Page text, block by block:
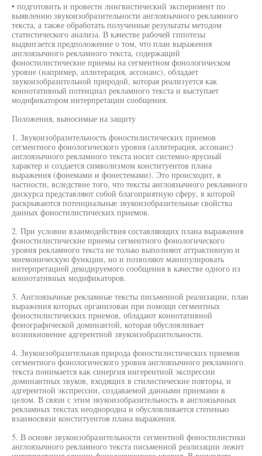
• подготовить и провести лингвистический эксперимент по
выявлению звукоизобразительности англоязычного рекламного
текста, а также обработать полученные результаты методом
статистического анализа. В качестве рабочей гппотезы
выдвигается предположение о том, что план выражения
англоязычного рекламного текста, содержащий
фоностилистические приемы на сегментном фонологическом
уровне (например, аллитерация, ассонанс), обладает
звукоизобразительной природой, которая реализуется как
коннотативный потенциал рекламного текста и выступает
модификатором интерпретации сообщения.
Положения, выносимые на защиту
1. Звукоизобразительность фоностилистических приемов
сегментного фонологического уровня (аллитерация, ассонанс)
англоязычного рекламного текста носит системно-ярусный
характер и создается символизмом конституентов плана
выражения (фонемами и фонестемами). Это происходит, в
частности, вследствие того, что тексты англоязычного рекламного
дискурса представляют собой благоприятную сферу, в которой
раскрываются потенциальные звукоизобразительные свойства
данных фоностилистических приемов.
2. При условии взаимодействия составляющих плана выражения
фоностилистические приемы сегментного фонологического
уровня рекламного текста не только выполняют аттрактивную и
мнемоническую функции, но и позволяют манипулировать
интерпретацией декодируемого сообщения в качестве одного из
коннотативных модификаторов.
3. Англоязычные рекламные тексты письменной реализации, план
выражения которых организован при помощи сегментных
фоностилистических приемов, обладают коннотативной
фонографической доминантой, которая обусловливает
возникновение адгерентной звукоизобразительности.
4. Звукоизобразительная природа фоностилистических приемов
сегментного фонологического уровня англоязычного рекламного
текста понимается как синергия ингерентной экспрессии
доминантных звуков, входящих в стилистические повторы, и
адгерентной экспрессии, создаваемой данными приемами в
целом. В связи с этим звукоизобразительность в англоязычных
рекламных текстах неоднородна и обусловливается степенью
взаимосвязи конституентов плана выражения.
5. В основе звукоизобразительности сегментной фоностилистики
англоязычного рекламного текста письменной реализации лежит